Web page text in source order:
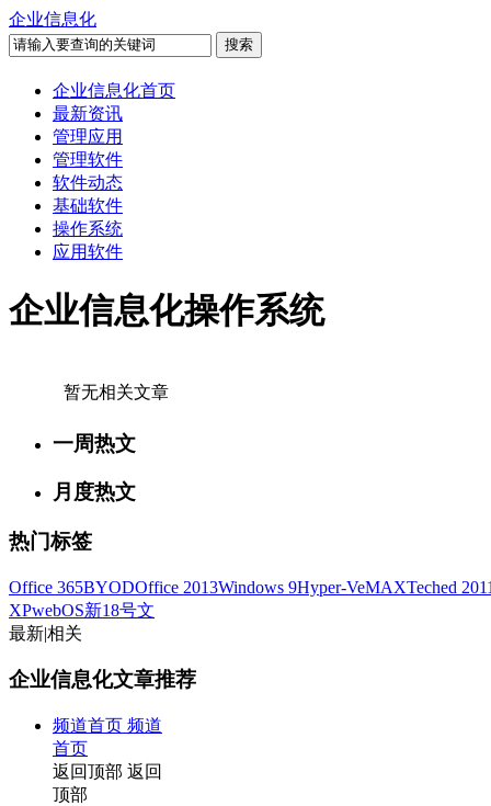
企业信息化
企业信息化首页
最新资讯
管理应用
管理软件
软件动态
基础软件
操作系统
应用软件
企业信息化操作系统
暂无相关文章
一周热文
月度热文
热门标签
Office 365BYODOffice 2013Windows 9Hyper-VeMAXTeched
XPwebOS新18号文
最新|相关
企业信息化文章推荐
频道首页 频道
首页
返回顶部 返回
顶部